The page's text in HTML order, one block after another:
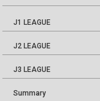
J1 LEAGUE
J2 LEAGUE
J3 LEAGUE
Summary